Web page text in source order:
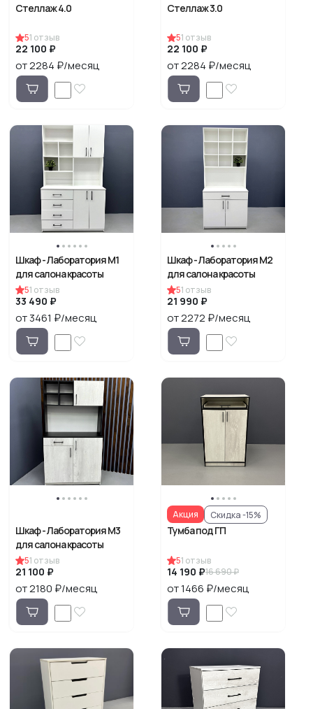
Стеллаж 4.0
51 отзыв
22 100 ₽
от 2284 ₽/месяц
Стеллаж 3.0
51 отзыв
22 100 ₽
от 2284 ₽/месяц
Шкаф - Лаборатория М1
для салона красоты
51 отзыв
33 490 ₽
от 3461 ₽/месяц
Шкаф - Лаборатория М2
для салона красоты
51 отзыв
21 990 ₽
от 2272 ₽/месяц
Шкаф - Лаборатория М3
для салона красоты
51 отзыв
21 100 ₽
от 2180 ₽/месяц
Акция Скидка -15%
Тумба под ГП
51 отзыв
14 190 ₽16 690 ₽
от 1466 ₽/месяц